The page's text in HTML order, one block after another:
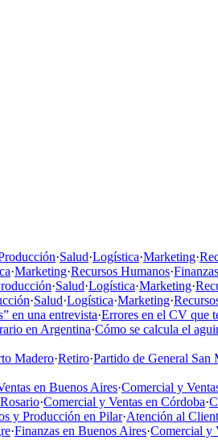
·Salud·Logística·Marketing·
·Marketing·Recursos Humanos·Finanzas
·Salud·Logística·Marketing·
·Salud·Logística·Marketing·
en una entrevista·Errores en el CV que
en Argentina·Cómo se calcula el
Madero·Retiro·Partido de General San
en Buenos Aires·Comercial y
·Comercial y Ventas en Córdoba·
y Producción en Pilar·Atención al
·Finanzas en Buenos Aires·Comercial y